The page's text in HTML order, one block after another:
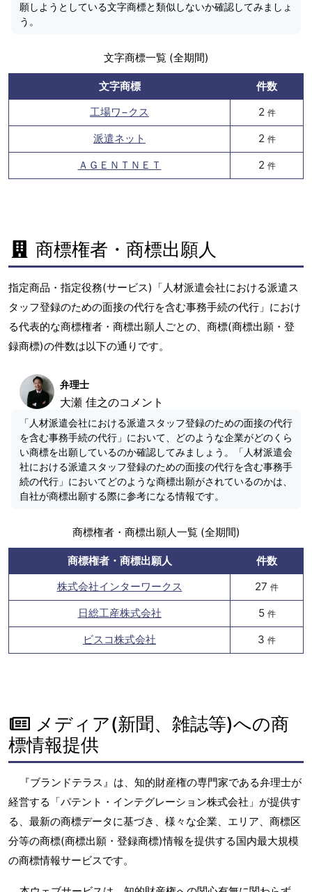
願しようとしている文字商標と類似しないか確認してみましょ
う。
文字商標一覧 (全期間)
文字商標
件数
工場ワ−クス
2 件
派遣ネット 2 件
ＡＧＥＮＴＮＥＴ 2 件
商標権者・商標出願人
指定商品・指定役務(サービス)「人材派遣会社における派遣ス
タッフ登録のための面接の代行を含む事務手続の代行」におけ
る代表的な商標権者・商標出願人ごとの、商標(商標出願・登
録商標)の件数は以下の通りです。
弁理士
大瀬 佳之のコメント
「人材派遣会社における派遣スタッフ登録のための面接の代行
を含む事務手続の代行」において、どのような企業がどのくら
い商標を出願しているのか確認してみましょう。「人材派遣会
社における派遣スタッフ登録のための面接の代行を含む事務手
続の代行」においてどのような商標出願がされているのかは、
自社が商標出願する際に参考になる情報です。
商標権者・商標出願人一覧 (全期間)
商標権者・商標出願人
件数
株式会社インターワークス
27 件
日総工産株式会社 5 件
ビスコ株式会社 3 件
メディア(新聞、雑誌等)への商
標情報提供
『ブランドテラス』は、知的財産権の専門家である弁理士が
経営する「パテント・インテグレーション株式会社」が提供す
る、最新の商標データに基づき、様々な企業、エリア、商標区
分等の商標(商標出願・登録商標)情報を提供する国内最大規模
の商標情報サービスです。